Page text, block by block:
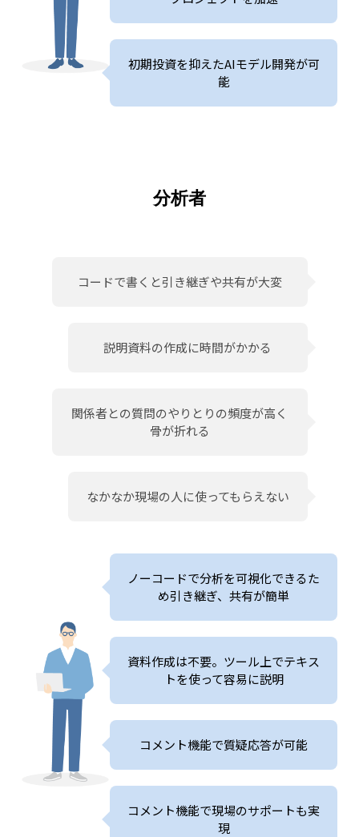
初期投資を抑えたAIモデル開発が可
能
分析者
コードで書くと引き継ぎや共有が大変
説明資料の作成に時間がかかる
関係者との質問のやりとりの頻度が高く
骨が折れる
なかなか現場の人に使ってもらえない
ノーコードで分析を可視化できるた
め引き継ぎ、共有が簡単
資料作成は不要。ツール上でテキス
トを使って容易に説明
コメント機能で質疑応答が可能
コメント機能で現場のサポートも実
現